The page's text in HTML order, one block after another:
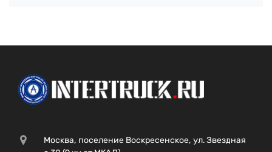
Москва, поселение Воскресенское, ул. Звездная